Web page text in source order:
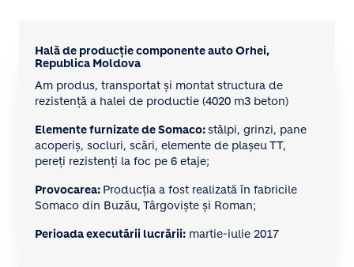
Hală de producție componente auto Orhei,
Republica Moldova
Am produs, transportat și montat structura de
rezistență a halei de productie (4020 m3 beton)
Elemente furnizate de Somaco:stâlpi, grinzi, pane
acoperiș, socluri, scări, elemente de plașeu TT,
pereți rezistenți la foc pe 6 etaje;
Provocarea: Producția a fost realizată în fabricile
Somaco din Buzău, Târgoviște și Roman;
Perioada executării lucrării: martie-iulie 2017